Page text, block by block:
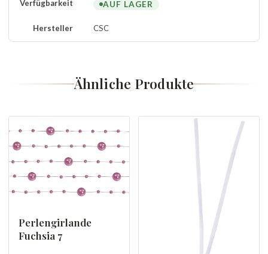
Verfügbarkeit AUF LAGER
Hersteller CSC
Ähnliche Produkte
Perlengirlande
Fuchsia 7